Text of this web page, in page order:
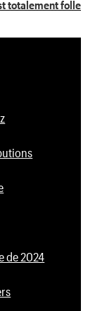
totalement folle
de 2024